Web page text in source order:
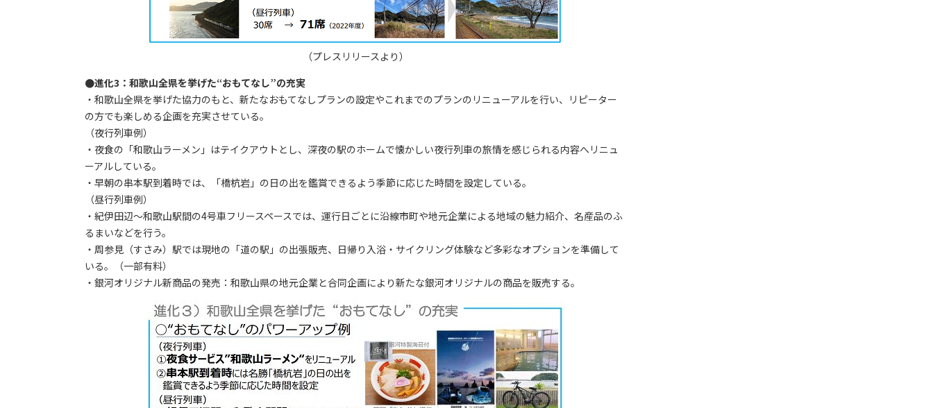
（プレスリリースより）
●進化3：和歌山全県を挙げた“おもてなし”の充実
・和歌山全県を挙げた協力のもと、新たなおもてなしプランの設定やこれまでのプランのリニューアルを行い、リピーター
の方でも楽しめる企画を充実させている。
（夜行列車例）
・夜食の「和歌山ラーメン」はテイクアウトとし、深夜の駅のホームで懐かしい夜行列車の旅情を感じられる内容へリニュ
ーアルしている。
・早朝の串本駅到着時では、「橋杭岩」の日の出を鑑賞できるよう季節に応じた時間を設定している。
（昼行列車例）
・紀伊田辺～和歌山駅間の4号車フリースペースでは、運行日ごとに沿線市町や地元企業による地域の魅力紹介、名産品のふ
るまいなどを行う。
・周参見（すさみ）駅では現地の「道の駅」の出張販売、日帰り入浴・サイクリング体験など多彩なオプションを準備して
いる。（一部有料）
・銀河オリジナル新商品の発売：和歌山県の地元企業と合同企画により新たな銀河オリジナルの商品を販売する。